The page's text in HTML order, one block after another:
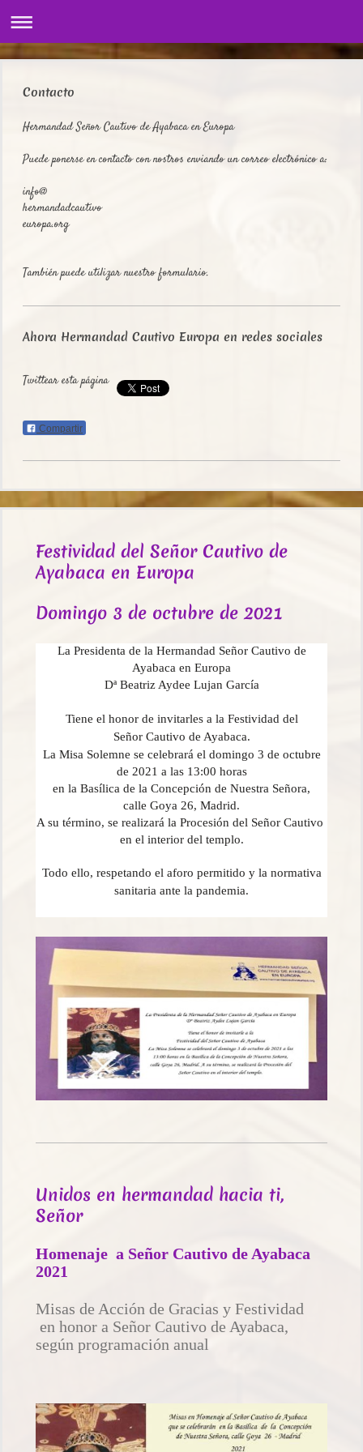
Contacto
Hermandad Señor Cautivo de Ayabaca en Europa
Puede ponerse en contacto con nostros enviando un correo electrónico a:
info@
hermandadcautivo
europa.org
También puede utilizar nuestro formulario.
Ahora Hermandad Cautivo Europa en redes sociales
Twittear esta página
Compartir
Festividad del Señor Cautivo de
Ayabaca en Europa
Domingo 3 de octubre de 2021
La Presidenta de la Hermandad Señor Cautivo de
Ayabaca en Europa
Dª Beatriz Aydee Lujan García
Tiene el honor de invitarles a la Festividad del
Señor Cautivo de Ayabaca.
La Misa Solemne se celebrará el domingo 3 de octubre
de 2021 a las 13:00 horas
en la Basílica de la Concepción de Nuestra Señora,
calle Goya 26, Madrid.
A su término, se realizará la Procesión del Señor Cautivo
en el interior del templo.
Todo ello, respetando el aforo permitido y la normativa
sanitaria ante la pandemia.
Unidos en hermandad hacia ti,
Señor
Homenaje a Señor Cautivo de Ayabaca
2021
Misas de Acción de Gracias y Festividad
en honor a Señor Cautivo de Ayabaca,
según programación anual